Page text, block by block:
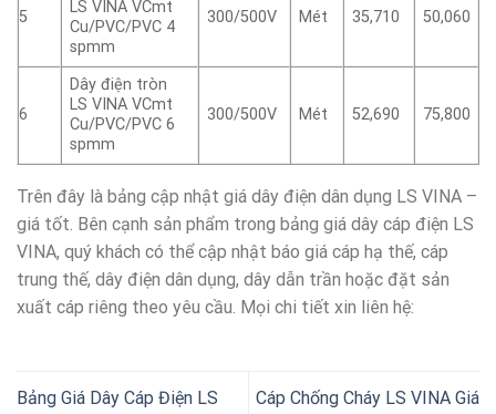
5
LS VINA VCmt
Cu/PVC/PVC 4
spmm
300/500V Mét 35,710 50,060
6
Dây điện tròn
LS VINA VCmt
Cu/PVC/PVC 6
spmm
300/500V Mét 52,690 75,800
Trên đây là bảng cập nhật giá dây điện dân dụng LS VINA –
giá tốt. Bên cạnh sản phẩm trong bảng giá dây cáp điện LS
VINA, quý khách có thể cập nhật báo giá cáp hạ thế, cáp
trung thế, dây điện dân dụng, dây dẫn trần hoặc đặt sản
xuất cáp riêng theo yêu cầu. Mọi chi tiết xin liên hệ:
Bảng Giá Dây Cáp Điện LS
Cáp Chống Cháy LS VINA Giá